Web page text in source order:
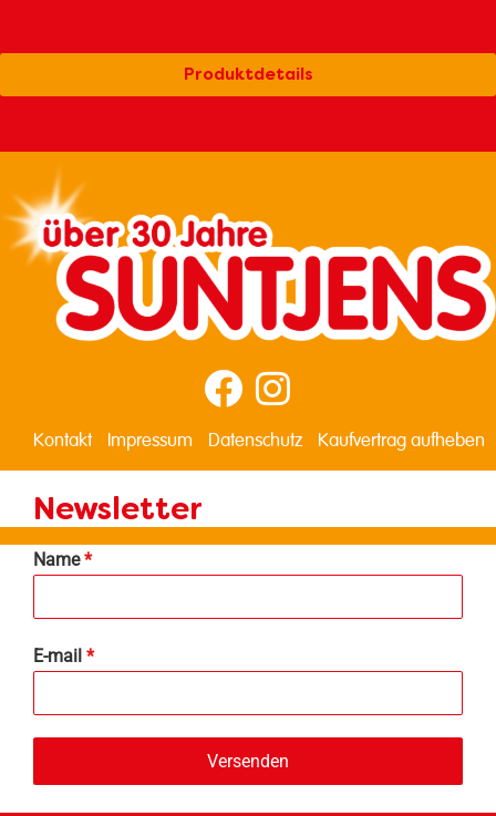
Produktdetails
Newsletter
Name*
E-mail *
Versenden
Kontakt Impressum Datenschutz Kaufvertrag aufheben